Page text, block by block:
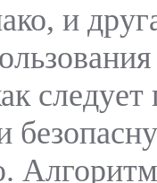
и
следует